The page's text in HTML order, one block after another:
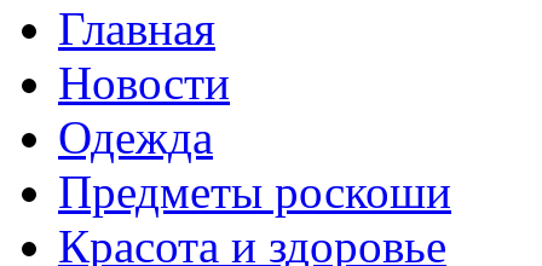
Главная
Новости
Одежда
Предметы роскоши
Красота и здоровье